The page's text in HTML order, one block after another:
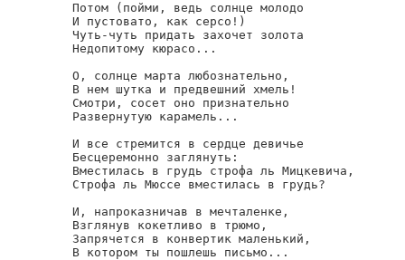
Потом (пойми, ведь солнце молодо
И пустовато, как серсо!)
Чуть-чуть придать захочет золота
Недопитому кюрасо...
О, солнце марта любознательно,
В нем шутка и предвешний хмель!
Смотри, сосет оно признательно
Развернутую карамель...
И все стремится в сердце девичье
Бесцеремонно заглянуть:
Вместилась в грудь строфа ль Мицкевича,
Строфа ль Мюссе вместилась в грудь?
И, напроказничав в мечталенке,
Взглянув кокетливо в трюмо,
Запрячется в конвертик маленький,
В котором ты пошлешь письмо...